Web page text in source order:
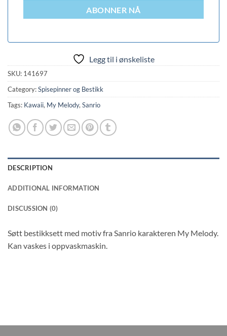
ABONNER NÅ
Legg til i ønskeliste
SKU: 141697
Category:Spisepinner og Bestikk
Tags: Kawaii, My Melody, Sanrio
DESCRIPTION
ADDITIONAL INFORMATION
DISCUSSION (0)
Søtt bestikksett med motiv fra Sanrio karakteren My Melody.
Kan vaskes i oppvaskmaskin.